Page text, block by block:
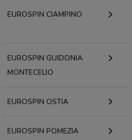
EUROSPIN CIAMPINO
EUROSPIN GUIDONIA
MONTECELIO
EUROSPIN OSTIA
EUROSPIN POMEZIA